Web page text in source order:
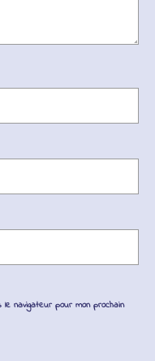
navigateur pour mon prochain